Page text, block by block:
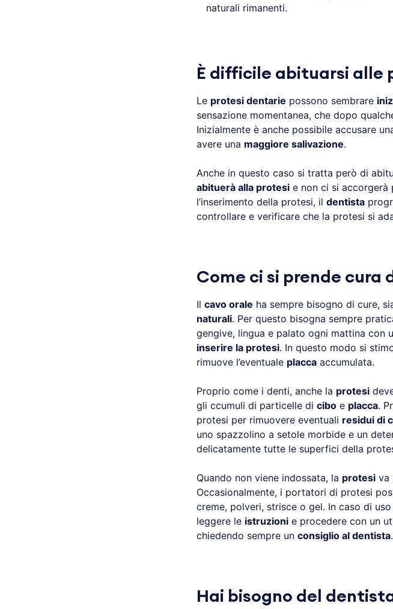
naturali rimanenti.
È difficile abituarsi alle
Le protesi dentarie possono sembrare
sensazione momentanea, che dopo
Inizialmente è anche possibile accusare
avere una maggiore salivazione.
Anche in questo caso si tratta però di
abituerà alla protesi e non ci si accorgerà
l’inserimento della protesi, il dentista
controllare e verificare che la protesi si
Come ci si prende cura
Il cavo orale ha sempre bisogno di cure,
naturali. Per questo bisogna sempre
gengive, lingua e palato ogni mattina con
inserire la protesi. In questo modo si
rimuove l’eventuale placca accumulata.
Proprio come i denti, anche la protesi
gli ccumuli di particelle di cibo e placca.
protesi per rimuovere eventuali residui di
uno spazzolino a setole morbide e un
delicatamente tutte le superfici della
Quando non viene indossata, la protesi va
Occasionalmente, i portatori di protesi
creme, polveri, strisce o gel. In caso di
leggere le istruzioni e procedere con un
chiedendo sempre un consiglio al dentista.
Hai bisogno del